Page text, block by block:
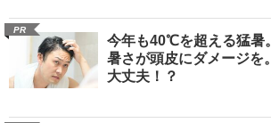
PR
今年も40℃を超える猛暑
暑さが頭皮にダメージを
大丈夫！？